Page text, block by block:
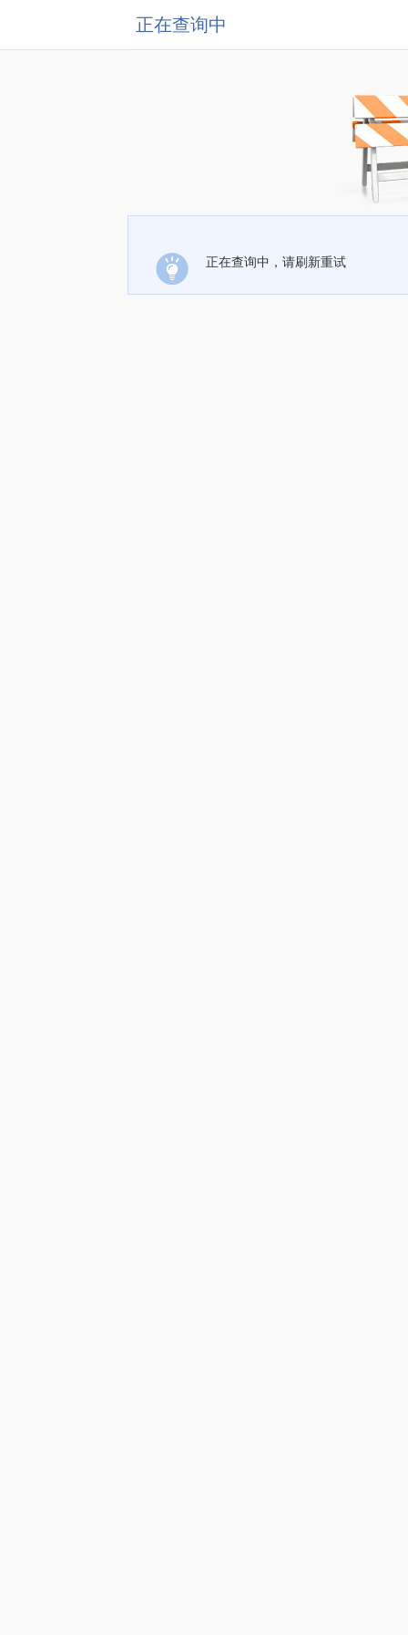
正在查询中
正在查询中，请刷新重试